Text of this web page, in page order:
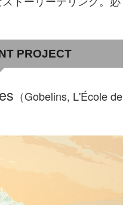
PROJECT
（Gobelins, L'École de